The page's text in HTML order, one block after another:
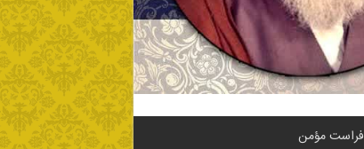
فراست مؤمن